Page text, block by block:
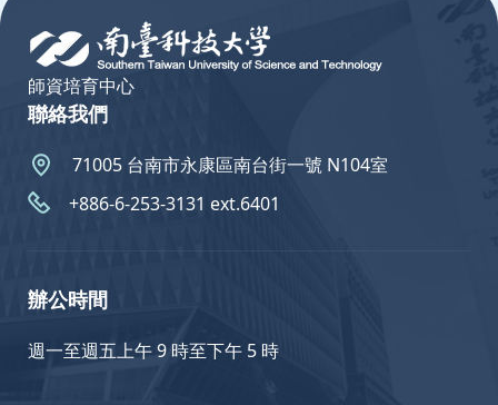
師資培育中心
聯絡我們
71005 台南市永康區南台街一號 N104室
+886-6-253-3131 ext.6401
辦公時間
週一至週五上午 9 時至下午 5 時